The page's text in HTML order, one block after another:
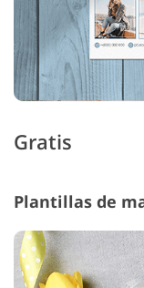
Gratis